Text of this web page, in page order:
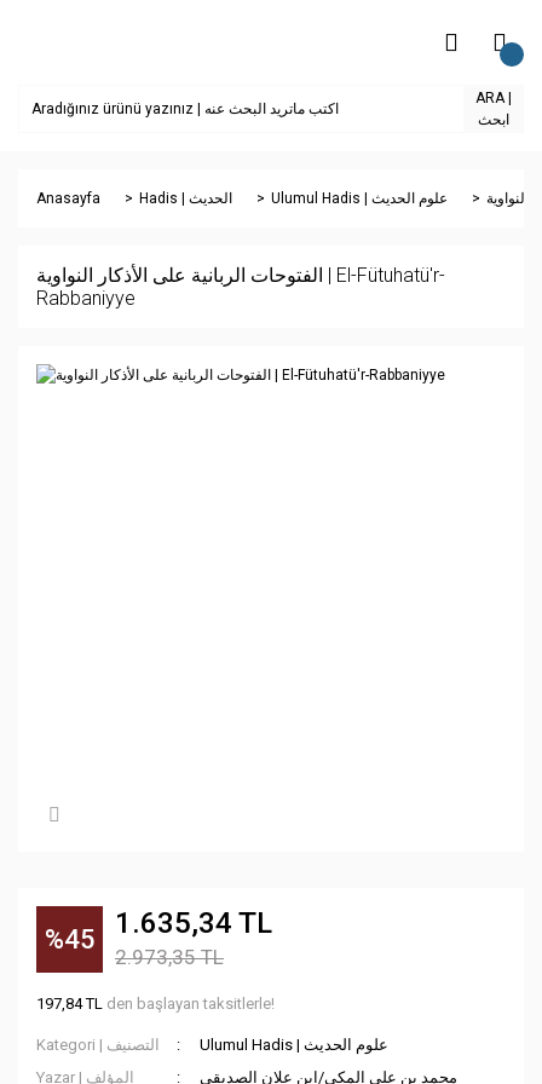
ARA |
ابحث
Anasayfa Hadis | الحديث Ulumul Hadis | علوم الحديث
الفتوحات الربانية على الأذكار النواوية | El-Fütuhatü'r-
Rabbaniyye
%45 1.635,34 TL
2.973,35 TL
197,84 TL den başlayan taksitlerle!
Kategori | التصنيف
Ulumul Hadis | علوم الحديث
Yazar | المؤلف
محمد بن علي المكي/ابن علان الصديقي